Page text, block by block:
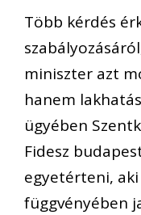
Több kérdés
miniszter azt
hanem
ügyében
Fidesz
egyetérteni,
függvényében